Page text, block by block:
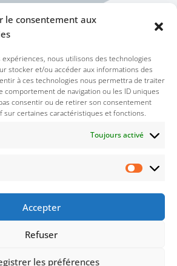
le consentement aux
nous utilisons des technologies
stocker et/ou accéder aux informations des
à ces technologies nous permettra de traiter
comportement de navigation ou les ID uniques
consentir ou de retirer son consentement
sur certaines caractéristiques et fonctions.
Toujours activé
Accepter
Refuser
les préférences
(UE)
: